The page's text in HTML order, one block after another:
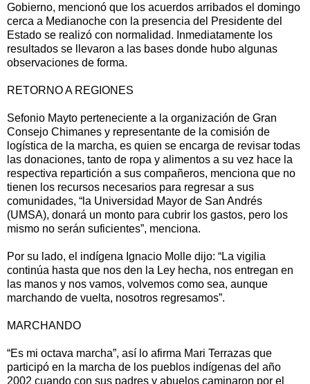
Gobierno, mencionó que los acuerdos arribados el domingo
cerca a Medianoche con la presencia del Presidente del
Estado se realizó con normalidad. Inmediatamente los
resultados se llevaron a las bases donde hubo algunas
observaciones de forma.
RETORNO A REGIONES
Sefonio Mayto perteneciente a la organización de Gran
Consejo Chimanes y representante de la comisión de
logística de la marcha, es quien se encarga de revisar todas
las donaciones, tanto de ropa y alimentos a su vez hace la
respectiva repartición a sus compañeros, menciona que no
tienen los recursos necesarios para regresar a sus
comunidades, “la Universidad Mayor de San Andrés
(UMSA), donará un monto para cubrir los gastos, pero los
mismo no serán suficientes”, menciona.
Por su lado, el indígena Ignacio Molle dijo: “La vigilia
continúa hasta que nos den la Ley hecha, nos entregan en
las manos y nos vamos, volvemos como sea, aunque
marchando de vuelta, nosotros regresamos”.
MARCHANDO
“Es mi octava marcha”, así lo afirma Mari Terrazas que
participó en la marcha de los pueblos indígenas del año
2002 cuando con sus padres y abuelos caminaron por el